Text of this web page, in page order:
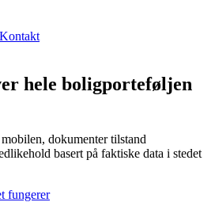
Kontakt
hele boligporteføljen
dokumenter tilstand
basert på faktiske data i stedet
fungerer